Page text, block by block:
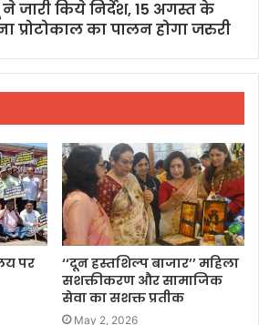
जारी किये निर्देश, 15 अगस्त के
प्रोटोकाल का पालन होगा जरुरी
पर
‘‘दून हस्तशिल्प बाजार’’ महिला
सशक्तीकरण और सामाजिक
सेवा का सशक्त प्रतीक
May 2, 2026